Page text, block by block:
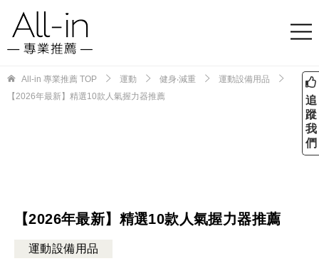
All-in 專業推薦 TOP 運動 健身‧減重
運動設備用品
【2026年最新】精選10款人氣握力器推薦
【2026年最新】精選10款人氣握力器推薦
運動設備用品
追
蹤
我
們